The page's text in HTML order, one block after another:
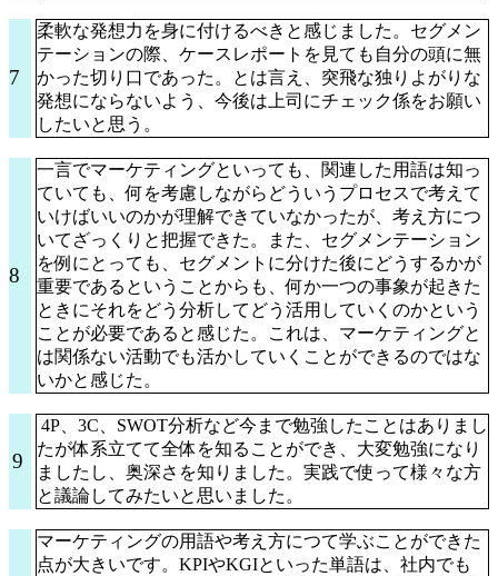
7
柔軟な発想力を身に付けるべきと感じました。セグメン
テーションの際、ケースレポートを見ても自分の頭に無
かった切り口であった。とは言え、突飛な独りよがりな
発想にならないよう、今後は上司にチェック係をお願い
したいと思う。
8
一言でマーケティングといっても、関連した用語は知っ
ていても、何を考慮しながらどういうプロセスで考えて
いけばいいのかが理解できていなかったが、考え方につ
いてざっくりと把握できた。また、セグメンテーション
を例にとっても、セグメントに分けた後にどうするかが
重要であるということからも、何か一つの事象が起きた
ときにそれをどう分析してどう活用していくのかという
ことが必要であると感じた。これは、マーケティングと
は関係ない活動でも活かしていくことができるのではな
いかと感じた。
9
4P、3C、SWOT分析など今まで勉強したことはありまし
たが体系立てて全体を知ることができ、大変勉強になり
ましたし、奥深さを知りました。実践で使って様々な方
と議論してみたいと思いました。
マーケティングの用語や考え方につて学ぶことができた
点が大きいです。KPIやKGIといった単語は、社内でも